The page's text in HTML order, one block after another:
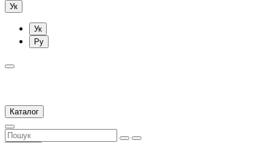
Ук
Ук
Ру
Каталог